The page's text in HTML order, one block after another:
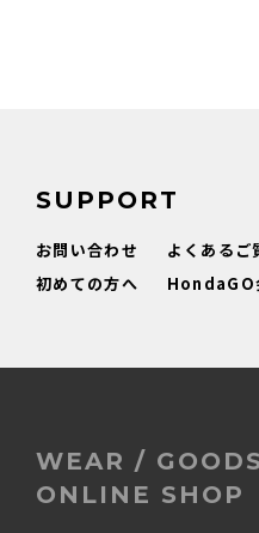
SUPPORT
お問い合わせ よくあるご
初めての方へ
HondaGO
WEAR / GOODS
ONLINE SHOP